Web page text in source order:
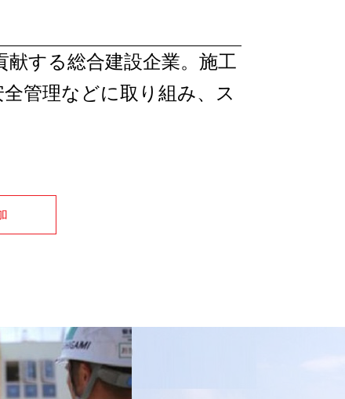
する総合建設企業。施工
管理などに取り組み、ス